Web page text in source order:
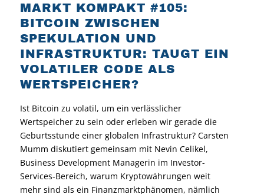
MARKT KOMPAKT #105:
BITCOIN ZWISCHEN
SPEKULATION UND
INFRASTRUKTUR: TAUGT EIN
VOLATILER CODE ALS
WERTSPEICHER?
Ist Bitcoin zu volatil, um ein verlässlicher
Wertspeicher zu sein oder erleben wir gerade die
Geburtsstunde einer globalen Infrastruktur? Carsten
Mumm diskutiert gemeinsam mit Nevin Celikel,
Business Development Managerin im Investor-
Services-Bereich, warum Kryptowährungen weit
mehr sind als ein Finanzmarktphänomen, nämlich